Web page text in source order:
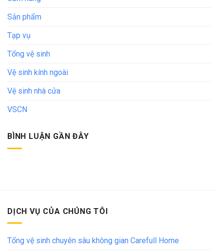
Sản phẩm
Tạp vụ
Tổng vệ sinh
Vệ sinh kính ngoài
Vệ sinh nhà cửa
VSCN
BÌNH LUẬN GẦN ĐÂY
DỊCH VỤ CỦA CHÚNG TÔI
Tổng vệ sinh chuyên sâu không gian Carefull Home